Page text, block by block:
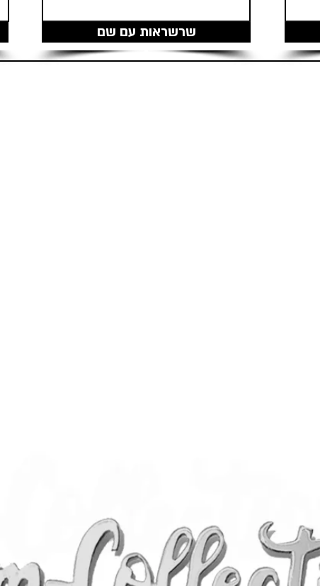
שרשראות עם שם